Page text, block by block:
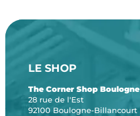
LE SHOP
The Corner Shop Boulogne
28 rue de l'Est
92100 Boulogne-Billancourt